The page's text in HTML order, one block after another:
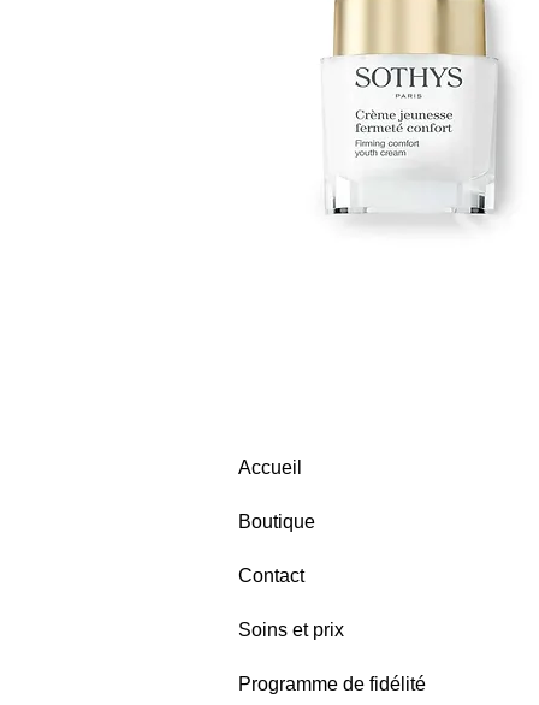
Accueil
Boutique
Contact
Soins et prix
Programme de fidélité